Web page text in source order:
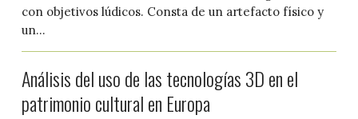
con objetivos lúdicos. Consta de un artefacto físico y
un...
Análisis del uso de las tecnologías 3D en el
patrimonio cultural en Europa